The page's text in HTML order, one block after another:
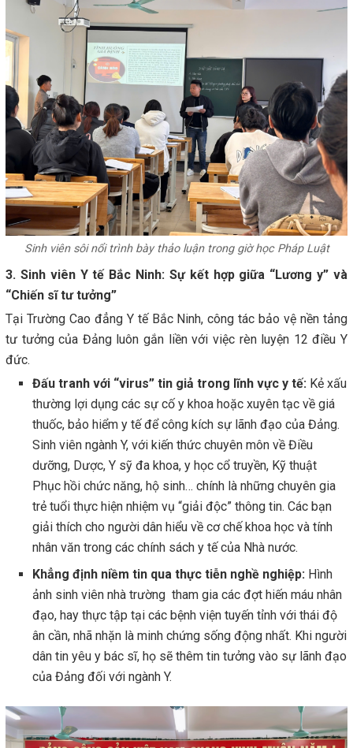
Sinh viên sôi nổi trình bày thảo luận trong giờ học Pháp Luật
3. Sinh viên Y tế Bắc Ninh: Sự kết hợp giữa “Lương y” và
“Chiến sĩ tư tưởng”
Tại Trường Cao đẳng Y tế Bắc Ninh, công tác bảo vệ nền tảng
tư tưởng của Đảng luôn gắn liền với việc rèn luyện 12 điều Y
đức.
Đấu tranh với “virus” tin giả trong lĩnh vực y tế: Kẻ xấu
thường lợi dụng các sự cố y khoa hoặc xuyên tạc về giá
thuốc, bảo hiểm y tế để công kích sự lãnh đạo của Đảng.
Sinh viên ngành Y, với kiến thức chuyên môn về Điều
dưỡng, Dược, Y sỹ đa khoa, y học cổ truyền, Kỹ thuật
Phục hồi chức năng, hộ sinh… chính là những chuyên gia
trẻ tuổi thực hiện nhiệm vụ “giải độc” thông tin. Các bạn
giải thích cho người dân hiểu về cơ chế khoa học và tính
nhân văn trong các chính sách y tế của Nhà nước.
Khẳng định niềm tin qua thực tiễn nghề nghiệp: Hình
ảnh sinh viên nhà trường tham gia các đợt hiến máu nhân
đạo, hay thực tập tại các bệnh viện tuyến tỉnh với thái độ
ân cần, nhã nhặn là minh chứng sống động nhất. Khi người
dân tin yêu y bác sĩ, họ sẽ thêm tin tưởng vào sự lãnh đạo
của Đảng đối với ngành Y.